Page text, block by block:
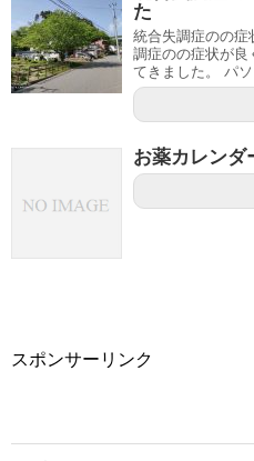
た
統合失調症のの症
調症のの症状が良
てきました。 パ
お薬カレンダ
スポンサーリンク